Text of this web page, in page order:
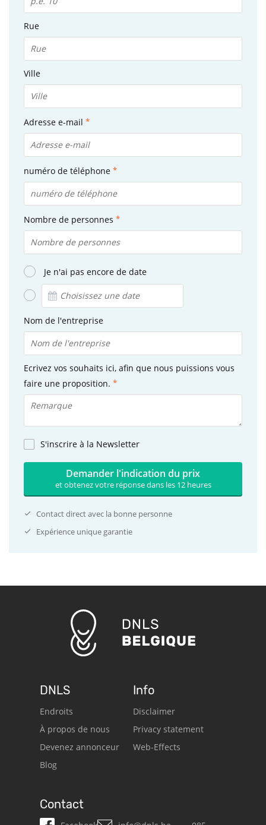
Rue
Ville
Adresse e-mail
numéro de téléphone
Nombre de personnes
Je n'ai pas encore de date
Nom de l'entreprise
Ecrivez vos souhaits ici, afin que nous puissions vous
faire une proposition.
S'inscrire à la Newsletter
Demander l'indication du prix
et obtenez votre réponse dans les 12 heures
Contact direct avec la bonne personne
Expérience unique garantie
DNLS
Endroits
À propos de nous
Devenez annonceur
Blog
Info
Disclaimer
Privacy statement
Web-Effects
Contact